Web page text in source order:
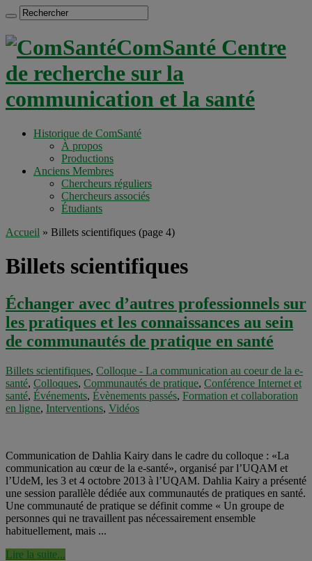
ComSanté Centre
de recherche sur la
communication et la santé
Historique de ComSanté
À propos
Productions
Anciens Membres
Chercheurs réguliers
Chercheurs associés
Étudiants
Accueil » Billets scientifiques (page 4)
Billets scientifiques
Échanger avec d’autres professionnels sur
les pratiques et les connaissances au sein
de communautés de pratique en santé
Billets scientifiques, Colloque - La communication au coeur de la e-
santé, Colloques, Communautés de pratique, Conférence Internet et
santé, Événements, Évènements passés, Formation et collaboration
en ligne, Interventions, Vidéos
Communication de Dahlia Kairy dans le cadre du colloque : «La
communication au cœur de la e-santé», organisé par l’UQAM et
l’UdeM, les 3 et 4 octobre 2013 à l’UQAM. Dahlia Kairy a présenté
une session parallèle dédiée aux communautés de pratiques en santé.
Une communauté de pratique se définit comme « Un groupe de
personnes qui ne travaillent pas nécessairement ensemble
habituellement, mais ...
Lire la suite...